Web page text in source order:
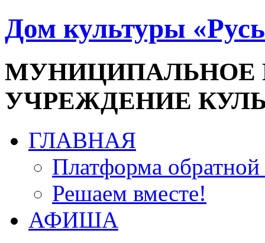
Дом культуры
УЧРЕЖДЕНИЕ
ГЛАВНАЯ
Платформа обратной
Решаем вместе!
АФИША